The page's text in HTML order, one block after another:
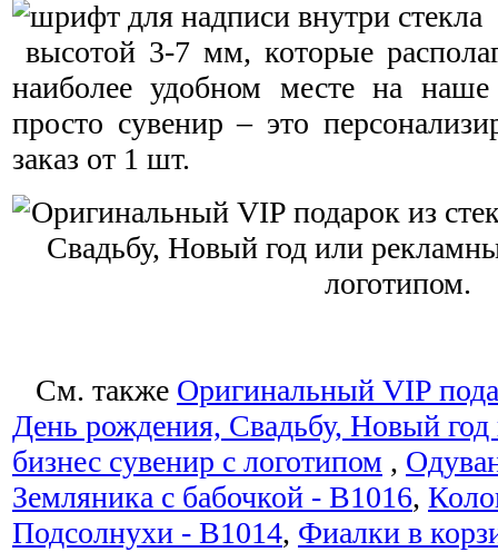
высотой 3-7 мм, которые
наиболее удобном месте на
просто сувенир – это
заказ от 1 шт.
См. также Оригинальный VIP
День рождения, Свадьбу, Новый
бизнес сувенир с логотипом ,
Земляника с бабочкой - B1016,
Подсолнухи - B1014, Фиалки в